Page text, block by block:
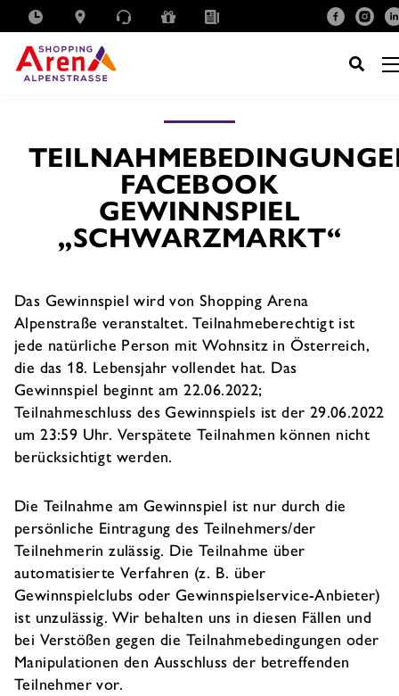
FACEBOOK
GEWINNSPIEL
„SCHWARZMARKT“
Das Gewinnspiel wird von Shopping Arena
Alpenstraße veranstaltet. Teilnahmeberechtigt ist
jede natürliche Person mit Wohnsitz in Österreich,
die das 18. Lebensjahr vollendet hat. Das
Gewinnspiel beginnt am 22.06.2022;
Teilnahmeschluss des Gewinnspiels ist der 29.06.2022
um 23:59 Uhr. Verspätete Teilnahmen können nicht
berücksichtigt werden.
Die Teilnahme am Gewinnspiel ist nur durch die
persönliche Eintragung des Teilnehmers/der
Teilnehmerin zulässig. Die Teilnahme über
automatisierte Verfahren (z. B. über
Gewinnspielclubs oder Gewinnspielservice-Anbieter)
ist unzulässig. Wir behalten uns in diesen Fällen und
bei Verstößen gegen die Teilnahmebedingungen oder
Manipulationen den Ausschluss der betreffenden
Teilnehmer vor.